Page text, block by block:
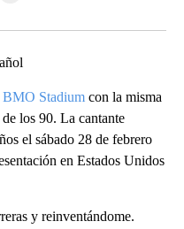
BMO Stadium con la misma
los 90. La cantante
el sábado 28 de febrero
en Estados Unidos
y reinventándome.